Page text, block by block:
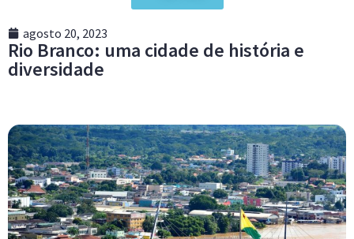
agosto 20, 2023
Rio Branco: uma cidade de história e
diversidade